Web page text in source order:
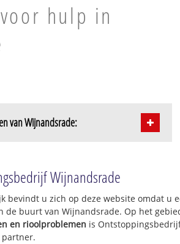
hulp in
van Wijnandsrade:
Wijnandsrade
bevindt u zich op deze website omdat u
de buurt van Wijnandsrade. Op het
en rioolproblemen is
partner.